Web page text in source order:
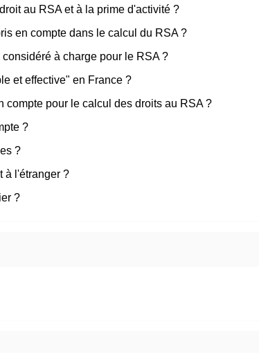
au RSA et à la prime d'activité ?
en compte dans le calcul du RSA ?
à charge pour le RSA ?
et effective" en France ?
compte pour le calcul des droits au RSA ?
?
?
à l'étranger ?
?